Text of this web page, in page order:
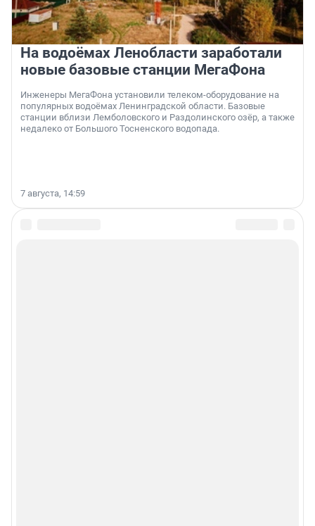
На водоёмах Ленобласти заработали
новые базовые станции МегаФона
Инженеры МегаФона установили телеком-оборудование на
популярных водоёмах Ленинградской области. Базовые
станции вблизи Лемболовского и Раздолинского озёр, а также
недалеко от Большого Тосненского водопада.
7 августа, 14:59